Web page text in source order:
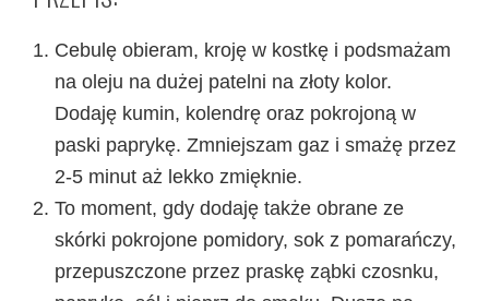
Cebulę obieram, kroję w kostkę i podsmażam
na oleju na dużej patelni na złoty kolor.
Dodaję kumin, kolendrę oraz pokrojoną w
paski paprykę. Zmniejszam gaz i smażę przez
2-5 minut aż lekko zmięknie.
To moment, gdy dodaję także obrane ze
skórki pokrojone pomidory, sok z pomarańczy,
przepuszczone przez praskę ząbki czosnku,